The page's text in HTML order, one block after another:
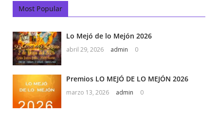
Most Popular
Lo Mejó de lo Mejón 2026
abril 29, 2026 admin 0
Premios LO MEJÓ DE LO MEJÓN 2026
marzo 13, 2026 admin 0